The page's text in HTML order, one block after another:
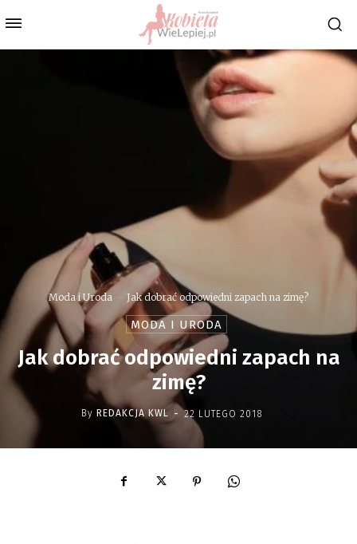
Moda i Uroda Jak dobrać odpowiedni zapach na zimę?
MODA I URODA
Jak dobrać odpowiedni zapach na
zimę?
By REDAKCJA KWL - 22 LUTEGO 2018